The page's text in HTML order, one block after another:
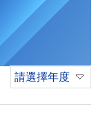
請選擇年度